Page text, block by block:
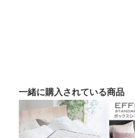
一緒に購入されている商品